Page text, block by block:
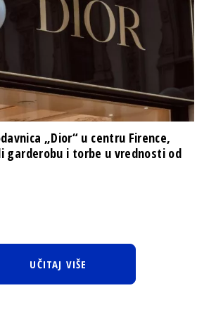
„Dior“ u centru Firence,
garderobu i torbe u vrednosti od
UČITAJ VIŠE